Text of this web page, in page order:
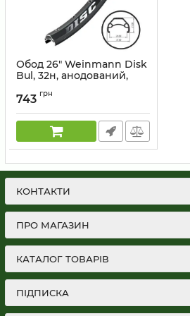
Обод 26" Weinmann Disk
Bul, 32н, анодований,
дискові гальма, чорний
Артикул: RIM-26-49
743 грн
КОНТАКТИ
ПРО МАГАЗИН
КАТАЛОГ ТОВАРІВ
ПІДПИСКА